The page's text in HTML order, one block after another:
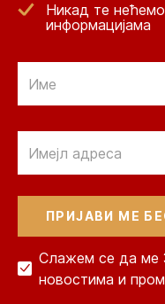
Никад те
информацијама
Слажем се да ме
новостима и